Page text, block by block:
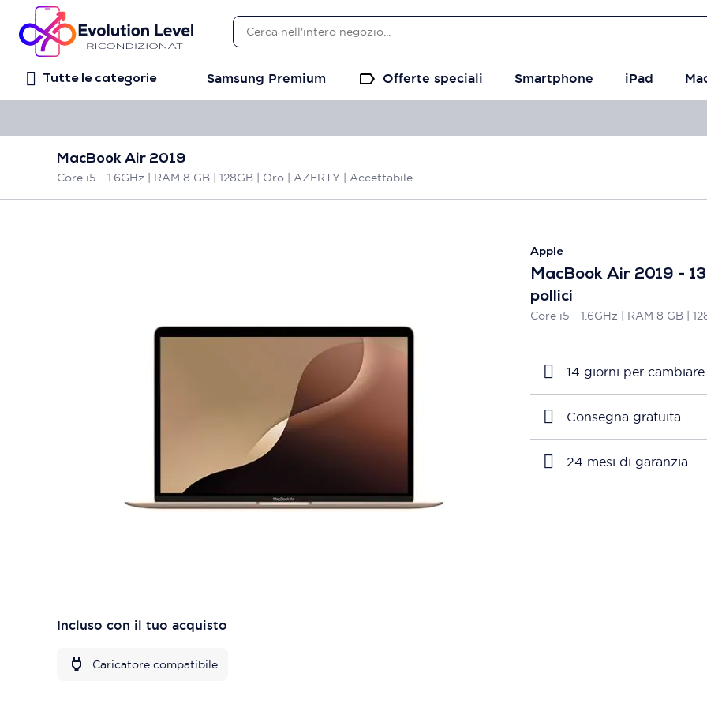
Tutte le categorie Samsung Premium Offerte speciali Smartphone iPad
MacBook Air 2019
Core i5 - 1.6GHz | RAM 8 GB | 128GB | Oro | AZERTY | Accettabile
Apple
MacBook Air 2019 -
pollici
Incluso con il tuo acquisto
Caricatore compatibile
14 giorni per
Consegna gratuita
24 mesi di garanzia